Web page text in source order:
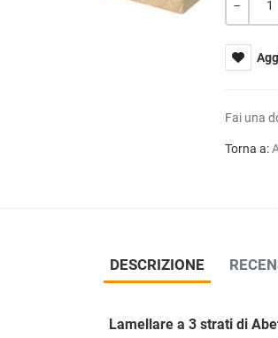
Quantità
Fai una
Torna a:
DESCRIZIONE
Lamellare a 3 strati di